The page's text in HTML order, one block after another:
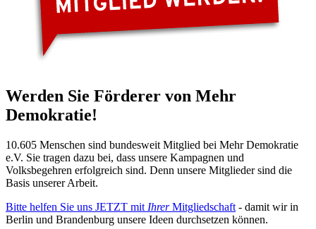
Werden Sie Förderer von Mehr
Demokratie!
10.605 Menschen sind bundesweit Mitglied bei Mehr Demokratie
e.V. Sie tragen dazu bei, dass unsere Kampagnen und
Volksbegehren erfolgreich sind. Denn unsere Mitglieder sind die
Basis unserer Arbeit.
Bitte helfen Sie uns JETZT mit IhrerMitgliedschaft - damit wir in
Berlin und Brandenburg unsere Ideen durchsetzen können.